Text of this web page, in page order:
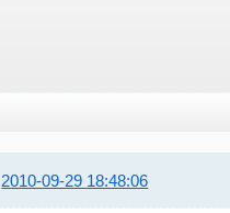
2010-09-29 18:48:06